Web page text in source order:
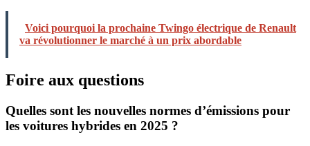
Voici pourquoi la prochaine Twingo électrique de Renault
va révolutionner le marché à un prix abordable
Foire aux questions
Quelles sont les nouvelles normes d’émissions pour
les voitures hybrides en 2025 ?